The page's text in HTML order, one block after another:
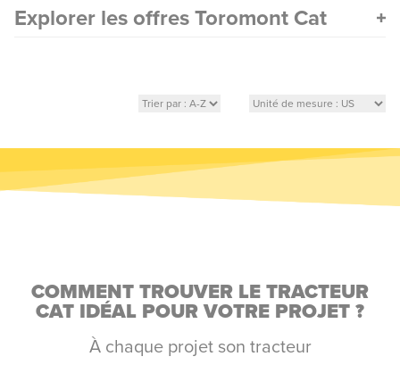
Explorer les offres Toromont Cat
COMMENT TROUVER LE TRACTEUR
CAT IDÉAL POUR VOTRE PROJET ?
À chaque projet son tracteur